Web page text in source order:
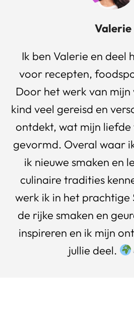
Valerie
Ik ben Valerie en deel
voor recepten,
Door het werk van mijn
kind veel gereisd en
ontdekt, wat mijn
gevormd. Overal waar
ik nieuwe smaken en
culinaire tradities
werk ik in het prachtige
de rijke smaken en
inspireren en ik mijn
jullie deel.